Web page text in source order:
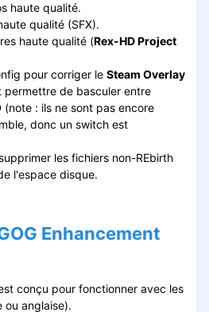
haute qualité.
qualité (SFX).
haute qualité (Rex-HD Project
pour corriger le Steam Overlay
permettre de basculer entre
(note : ils ne sont pas encore
donc un switch est
les fichiers non-REbirth
l'espace disque.
Enhancement
conçu pour fonctionner avec les
ou anglaise).